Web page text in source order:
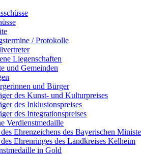
/ Protokolle
Liegenschaften
und Gemeinden
und Bürger
des Kunst- und Kulturpreises
des Inklusionspreises
des Integrationspreises
Verdienstmedaille
Ehrenzeichens des Bayerischen
Ehrenringes des Landkreises Kelheim
in Gold